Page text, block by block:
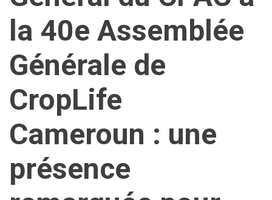
la 40e Assemblée
Générale de
CropLife
Cameroun : une
présence